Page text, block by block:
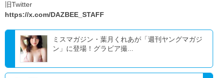
旧Twitter
https://x.com/DAZBEE_STAFF
ミスマガジン・葉月くれあが「週刊ヤングマガジ
ン」に登場！グラビア撮...